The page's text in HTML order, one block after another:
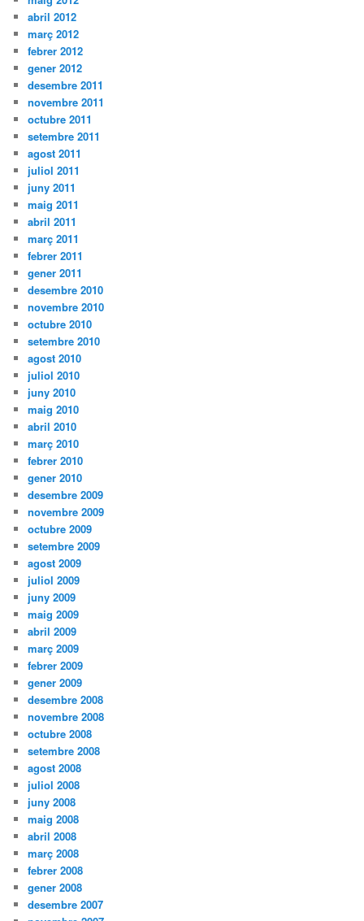
abril 2012
març 2012
febrer 2012
gener 2012
desembre 2011
novembre 2011
octubre 2011
setembre 2011
agost 2011
juliol 2011
juny 2011
maig 2011
abril 2011
març 2011
febrer 2011
gener 2011
desembre 2010
novembre 2010
octubre 2010
setembre 2010
agost 2010
juliol 2010
juny 2010
maig 2010
abril 2010
març 2010
febrer 2010
gener 2010
desembre 2009
novembre 2009
octubre 2009
setembre 2009
agost 2009
juliol 2009
juny 2009
maig 2009
abril 2009
març 2009
febrer 2009
gener 2009
desembre 2008
novembre 2008
octubre 2008
setembre 2008
agost 2008
juliol 2008
juny 2008
maig 2008
abril 2008
març 2008
febrer 2008
gener 2008
desembre 2007